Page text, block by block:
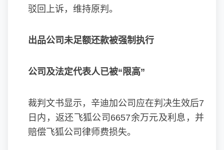
驳回上诉，维持原判。
出品公司未足额还款被强制执行
公司及法定代表人已被“限高”
裁判文书显示，辛迪加公司应在判决生效后7
日内，返还飞狐公司6657余万元及利息，并
赔偿飞狐公司律师费损失。